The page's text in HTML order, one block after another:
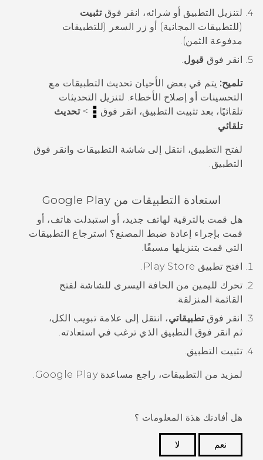
لتنزيل التطبيق أو شرائه، انقر فوقتثبيت
(للتطبيقات المجانية) أو زر السعر (للتطبيقات
مدفوعة الثمن).
انقر فوق قبول.
تلميح: يتم في بعض الأحيان تحديث التطبيقات مع
التحسينات أو إصلاح الأخطاء. لتنزيل التحديثات
تلقائيًا، بعد تثبيت التطبيق، انقر فوق
>تحديث
تلقائي.
لفتح التطبيق، انتقل إلى شاشة التطبيقات وانقر فوق
التطبيق.
استعادة التطبيقات من Google Play
هل قمت بالترقية لهاتف جديد، أو استبدلت هاتف، أو
قمت بإجراء إعادة ضبط المصنع؟ استرجاع التطبيقات
التي قمت بتنزيلها مسبقًا.
افتح تطبيق Play Store
تحرك لليمين من الحافة اليسرى للشاشة لفتح
القائمة المنزلقة.
انقر فوقتطبيقاتي، انتقل إلى علامة تبويب الكل،
ثم انقر فوق التطبيق الذي ترغب في استعادته.
تثبيت التطبيق.
لمزيد من التطبيقات، راجع مساعدةGoogle Play
هل أفادتك هذة المعلومات ؟
نعم
لا